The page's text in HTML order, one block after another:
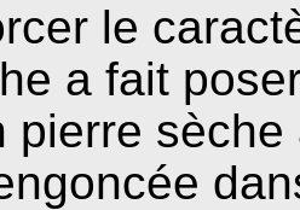
le
a fait
pierre